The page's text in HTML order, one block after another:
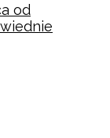
od